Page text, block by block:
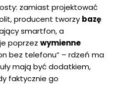
zamiast projektować
producent tworzy bazę
smartfon, a
poprzez wymienne
bez telefonu” – rdzeń ma
mają być dodatkiem,
faktycznie go